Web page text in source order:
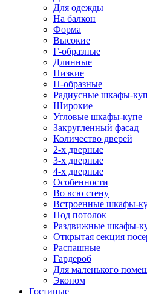
Для одежды
На балкон
Форма
Высокие
Г-образные
Длинные
Низкие
П-образные
Радиусные шкафы-
Широкие
Угловые шкафы-купе
Закругленный фасад
Количество дверей
2-х дверные
3-х дверные
4-х дверные
Особенности
Во всю стену
Встроенные шкафы-
Под потолок
Раздвижные шкафы-
Открытая секция
Распашные
Гардероб
Для маленького
Эконом
Гостиные